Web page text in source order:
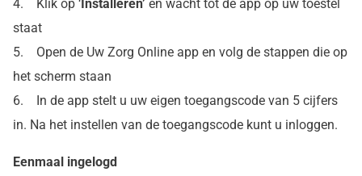
4. Klik op ‘ Installeren’ en wacht tot de app op uw toestel
staat
5. Open de Uw Zorg Online app en volg de stappen die op
het scherm staan
6. In de app stelt u uw eigen toegangscode van 5 cijfers
in. Na het instellen van de toegangscode kunt u inloggen.
Eenmaal ingelogd